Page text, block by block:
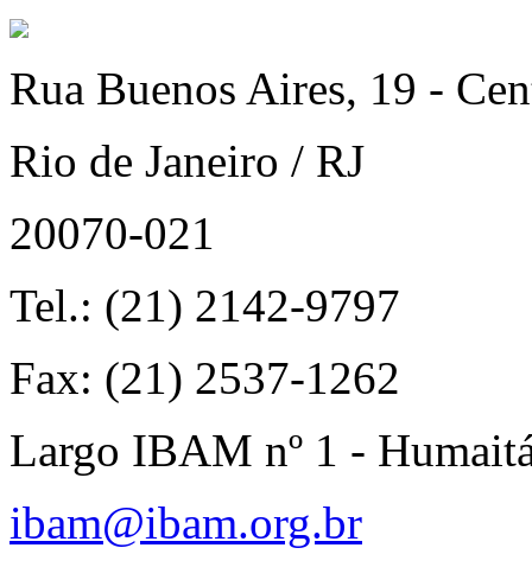
Rua Buenos Aires, 19 -
Rio de Janeiro / RJ
20070-021
Tel.: (21) 2142-9797
Fax: (21) 2537-1262
Largo IBAM nº 1 -
ibam@ibam.org.br